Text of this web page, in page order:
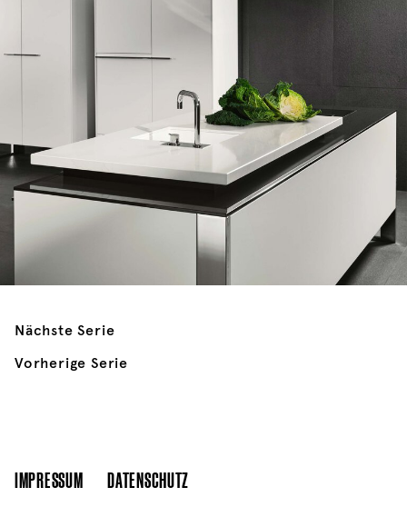
Nächste Serie
Vorherige Serie
IMPRESSUM DATENSCHUTZ